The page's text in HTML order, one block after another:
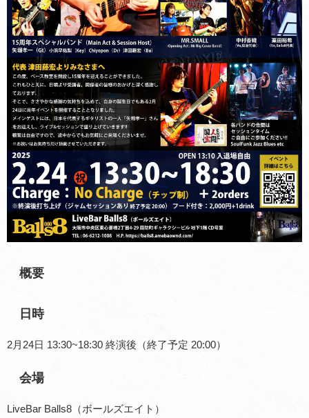
概要
日時
2月24日 13:30~18:30 終演後（終了予定 20:00）
会場
LiveBar Balls8（ボールズエイト）